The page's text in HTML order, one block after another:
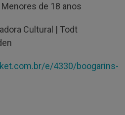
de 18 anos
Cultural | Todt
e/4330/boogarins-